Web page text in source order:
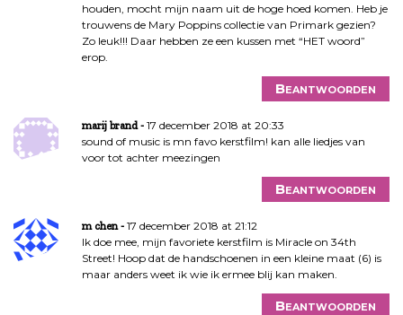
houden, mocht mijn naam uit de hoge hoed komen. Heb je
trouwens de Mary Poppins collectie van Primark gezien?
Zo leuk!!! Daar hebben ze een kussen met “HET woord”
erop.
Beantwoorden
marij brand
17 december 2018 at 20:33
sound of music is mn favo kerstfilm! kan alle liedjes van
voor tot achter meezingen
Beantwoorden
m chen
17 december 2018 at 21:12
Ik doe mee, mijn favoriete kerstfilm is Miracle on 34th
Street! Hoop dat de handschoenen in een kleine maat (6) is
maar anders weet ik wie ik ermee blij kan maken.
Beantwoorden